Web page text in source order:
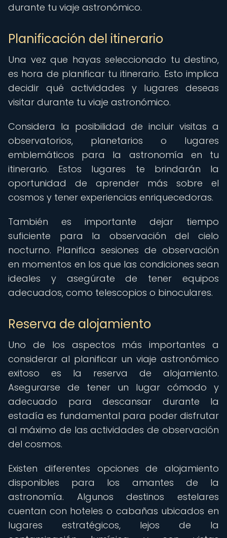
durante tu viaje astronómico.
Planificación del itinerario
Una vez que hayas seleccionado tu destino,
es hora de planificar tu itinerario. Esto implica
decidir qué actividades y lugares deseas
visitar durante tu viaje astronómico.
Considera la posibilidad de incluir visitas a
observatorios, planetarios o lugares
emblemáticos para la astronomía en tu
itinerario. Estos lugares te brindarán la
oportunidad de aprender más sobre el
cosmos y tener experiencias enriquecedoras.
También es importante dejar tiempo
suficiente para la observación del cielo
nocturno. Planifica sesiones de observación
en momentos en los que las condiciones sean
ideales y asegúrate de tener equipos
adecuados, como telescopios o binoculares.
Reserva de alojamiento
Uno de los aspectos más importantes a
considerar al planificar un viaje astronómico
exitoso es la reserva de alojamiento.
Asegurarse de tener un lugar cómodo y
adecuado para descansar durante la
estadía es fundamental para poder disfrutar
al máximo de las actividades de observación
del cosmos.
Existen diferentes opciones de alojamiento
disponibles para los amantes de la
astronomía. Algunos destinos estelares
cuentan con hoteles o cabañas ubicados en
lugares estratégicos, lejos de la